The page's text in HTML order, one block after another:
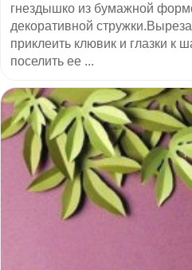
гнездышко из бумажной
декоративной
приклеить клювик и глазки к
поселить ее ...